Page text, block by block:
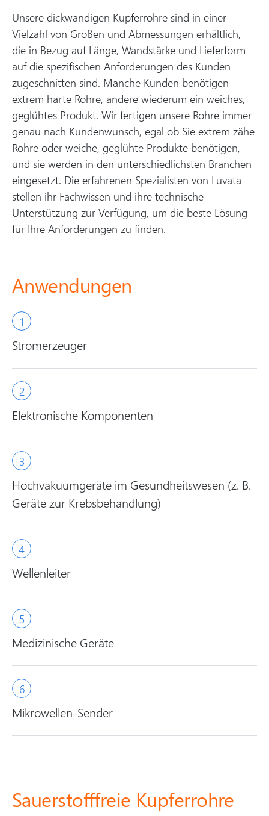
Unsere dickwandigen Kupferrohre sind in einer
Vielzahl von Größen und Abmessungen erhältlich,
die in Bezug auf Länge, Wandstärke und Lieferform
auf die spezifischen Anforderungen des Kunden
zugeschnitten sind. Manche Kunden benötigen
extrem harte Rohre, andere wiederum ein weiches,
geglühtes Produkt. Wir fertigen unsere Rohre immer
genau nach Kundenwunsch, egal ob Sie extrem zähe
Rohre oder weiche, geglühte Produkte benötigen,
und sie werden in den unterschiedlichsten Branchen
eingesetzt. Die erfahrenen Spezialisten von Luvata
stellen ihr Fachwissen und ihre technische
Unterstützung zur Verfügung, um die beste Lösung
für Ihre Anforderungen zu finden.
Anwendungen
Stromerzeuger
Elektronische Komponenten
Hochvakuumgeräte im Gesundheitswesen (z. B.
Geräte zur Krebsbehandlung)
Wellenleiter
Medizinische Geräte
Mikrowellen-Sender
Sauerstofffreie Kupferrohre